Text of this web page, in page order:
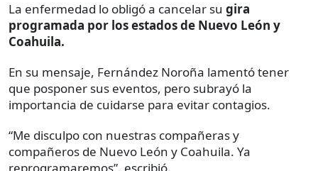
La enfermedad lo obligó a cancelar su gira
programada por los estados de Nuevo León y
Coahuila.
En su mensaje, Fernández Noroña lamentó tener
que posponer sus eventos, pero subrayó la
importancia de cuidarse para evitar contagios.
“Me disculpo con nuestras compañeras y
compañeros de Nuevo León y Coahuila. Ya